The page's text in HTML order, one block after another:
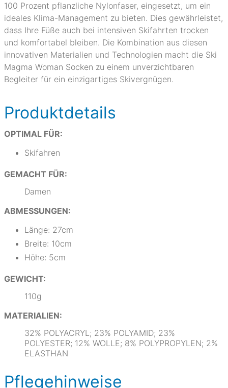
100 Prozent pflanzliche Nylonfaser, eingesetzt, um ein
ideales Klima-Management zu bieten. Dies gewährleistet,
dass Ihre Füße auch bei intensiven Skifahrten trocken
und komfortabel bleiben. Die Kombination aus diesen
innovativen Materialien und Technologien macht die Ski
Magma Woman Socken zu einem unverzichtbaren
Begleiter für ein einzigartiges Skivergnügen.
Produktdetails
OPTIMAL FÜR:
Skifahren
GEMACHT FÜR:
Damen
ABMESSUNGEN:
Länge: 27cm
Breite: 10cm
Höhe: 5cm
GEWICHT:
110g
MATERIALIEN:
32% POLYACRYL; 23% POLYAMID; 23%
POLYESTER; 12% WOLLE; 8% POLYPROPYLEN; 2%
ELASTHAN
Pflegehinweise